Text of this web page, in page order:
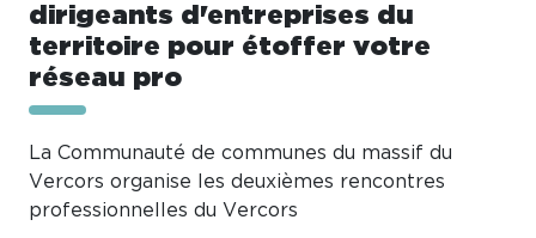
dirigeants d'entreprises du
territoire pour étoffer votre
réseau pro
La Communauté de communes du massif du
Vercors organise les deuxièmes rencontres
professionnelles du Vercors